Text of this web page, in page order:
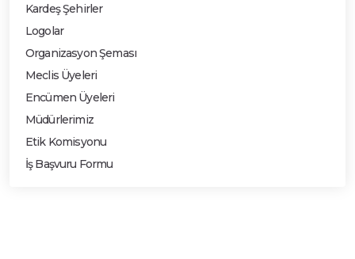
Kardeş Şehirler
Logolar
Organizasyon Şeması
Meclis Üyeleri
Encümen Üyeleri
Müdürlerimiz
Etik Komisyonu
İş Başvuru Formu